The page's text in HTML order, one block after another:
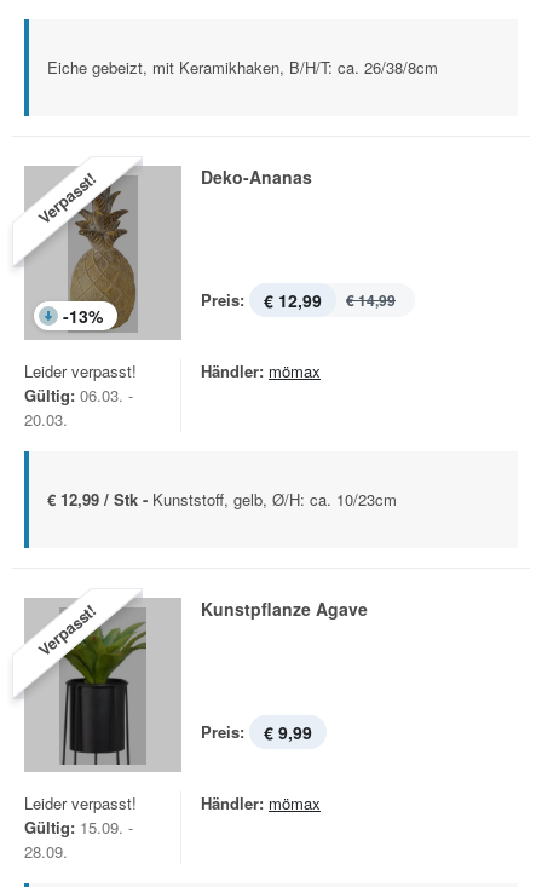
Eiche gebeizt, mit Keramikhaken, B/H/T: ca. 26/38/8cm
Verpasst!
-13%
Deko-Ananas
Preis: € 12,99 € 14,99
Leider verpasst!
Gültig: 06.03. -
20.03.
Händler: mömax
€ 12,99 / Stk - Kunststoff, gelb, Ø/H: ca. 10/23cm
Verpasst! Kunstpflanze Agave
Preis: € 9,99
Leider verpasst!
Gültig: 15.09. -
28.09.
Händler: mömax